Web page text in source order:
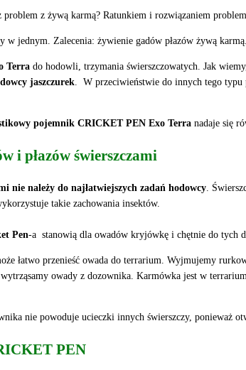
problem z żywą karmą? Ratunkiem i rozwiązaniem
w jednym. Zalecenia: żywienie gadów płazów żywą karmą.
Terra do hodowli, trzymania świerszczowatych. Jak
jaszczurek . W przeciwieństwie do innych tego
pojemnik CRICKET PEN Exo Terra nadaje się
i płazów świerszczami
nie należy do najłatwiejszych zadań hodowcy .
takie zachowania insektów.
Pen-a stanowią dla owadów kryjówkę i chętnie do tych
łatwo przenieść owada do terrarium. Wyjmujemy
owady z dozownika. Karmówka jest w
nie powoduje ucieczki innych świerszczy, ponieważ
PEN